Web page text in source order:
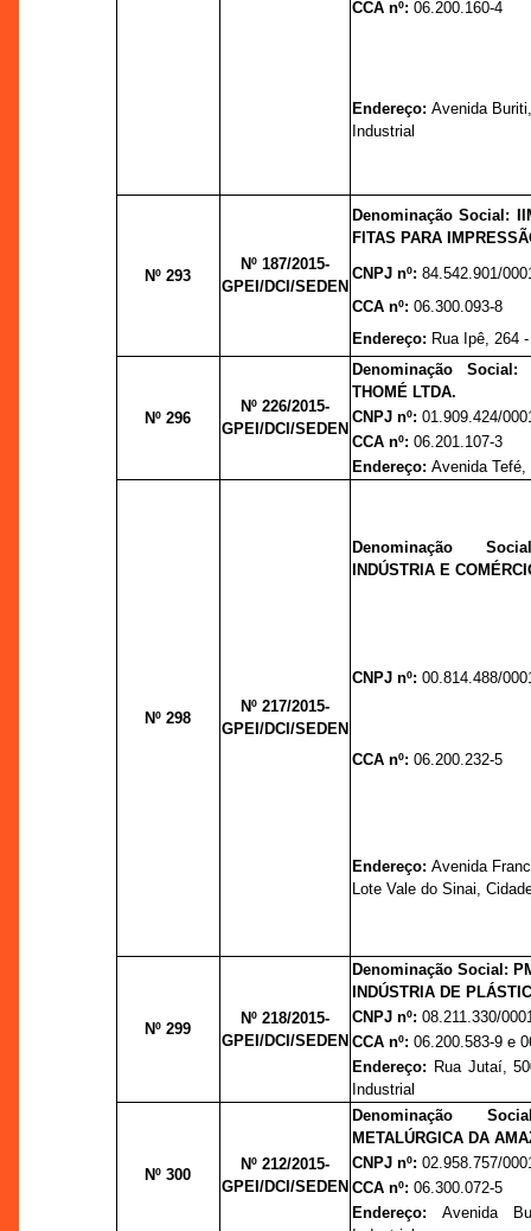
CCA nº: 06.200.160-4
Endereço:Avenida
Industrial
Nº 293
Nº 187/2015-
GPEI/DCI/SEDEN
Denominação Social:
FITAS PARA
CNPJ nº:84.542.901/
CCA nº: 06.300.093-8
Endereço: Rua Ipê, 264
Nº 296
Nº 226/2015-
GPEI/DCI/SEDEN
Denominação Social:
THOMÉ LTDA.
CNPJ nº:01.909.424/
CCA nº: 06.201.107-3
Endereço:Avenida Tefé,
Nº 298
Nº 217/2015-
GPEI/DCI/SEDEN
Denominação
INDÚSTRIA E
CNPJ nº:00.814.488/
CCA nº:06.200.232-5
Endereço:Avenida
Lote Vale do Sinai,
Nº 299
Nº 218/2015-
GPEI/DCI/SEDEN
Denominação Social:
INDÚSTRIA DE
CNPJ nº:08.211.330/
CCA nº:06.200.583-9 e
Endereço: Rua Jutaí,
Industrial
Nº 300
Nº 212/2015-
GPEI/DCI/SEDEN
Denominação
METALÚRGICA DA
CNPJ nº:02.958.757/
CCA nº: 06.300.072-5
Endereço:Avenida